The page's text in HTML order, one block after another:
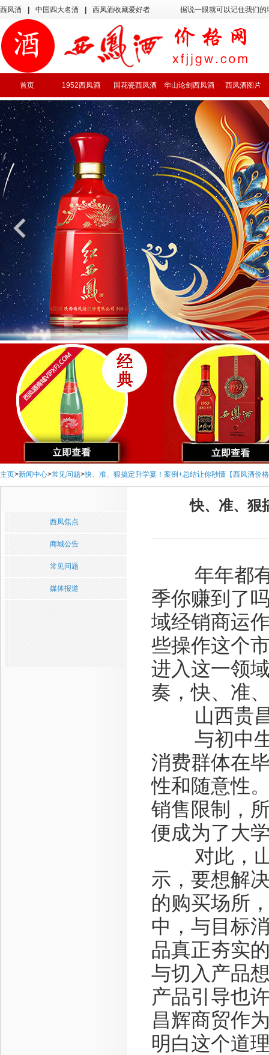
西凤酒 中国四大名酒 西凤酒收藏爱好者 据说一眼就可以记住我们
首页 1952西凤酒 国花瓷西凤酒 华山论剑西凤酒 西凤酒图片
主页>新闻中心>常见问题>快、准、狠搞定升学宴！案例+总结让你秒懂【西凤酒价
西凤焦点
商城公告
常见问题
媒体报道
快、准、狠
年年都有
季你赚到了
域经销商运
些操作这个
进入这一领
奏，快、准
山西贵昌
与初中生
消费群体在
性和随意性
销售限制，
便成为了大
对此，山
示，要想解
的购买场所
中，与目标
品真正夯实
与切入产品
产品引导也
昌辉商贸作
明白这个道